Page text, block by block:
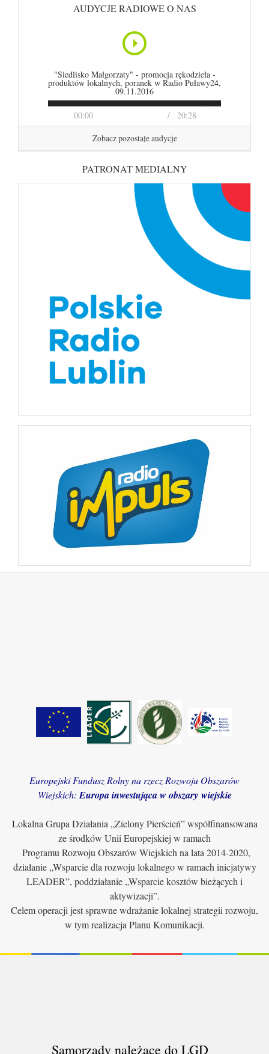
AUDYCJE RADIOWE O NAS
00:00 20:28
"Siedlisko Małgorzaty" - promocja rękodzieła -
produktów lokalnych, poranek w Radio Puławy24,
09.11.2016
Zobacz pozostałe audycje
PATRONAT MEDIALNY
Europejski Fundusz Rolny na rzecz Rozwoju Obszarów
Wiejskich:Europa inwestująca w obszary wiejskie
Lokalna Grupa Działania „Zielony Pierścień” współfinansowana
ze środków Unii Europejskiej w ramach
Programu Rozwoju Obszarów Wiejskich na lata 2014-2020,
działanie „Wsparcie dla rozwoju lokalnego w ramach inicjatywy
LEADER”, poddziałanie „Wsparcie kosztów bieżących i
aktywizacji”.
Celem operacji jest sprawne wdrażanie lokalnej strategii rozwoju,
w tym realizacja Planu Komunikacji.
Samorządy należące do LGD